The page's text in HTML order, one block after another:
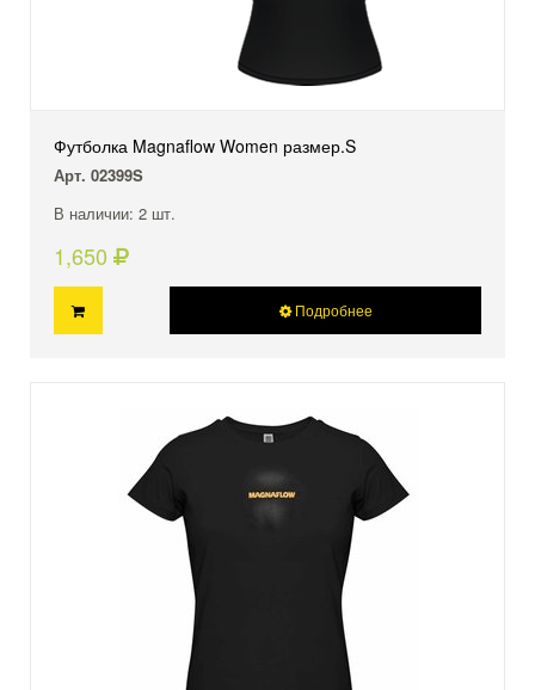
Футболка Magnaflow Women размер.S
Арт. 02399S
В наличии: 2 шт.
1,650
Подробнее